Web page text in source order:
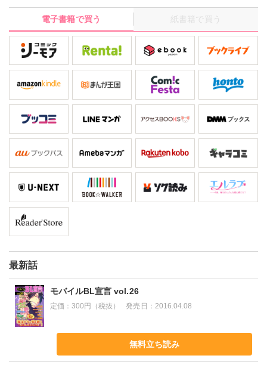
るな先生『麗しき助教授の淫らな受難』、鬼丸すぐる先生『隣の
席の高城くん～ドＭな問題児!?』、池田ソウコ先生『腐男子くん
のススメ！』、定広美香先生『アンダーグラウンドホテル～LAST
DINNER～』。読み切りは市花マツビ先生『ヤクザdeスイーツ男
子-クリームまみれに弄って-』、井上マサト先生『欲情ルージュマ
ジック～女装のアイツに犯されて～』、高山尚先生『快楽美容室
～髪フェチ×指フェチ』。
電子書籍で買う 紙書籍で買う
最新話
モバイルBL宣言 vol.26
定価：300円（税抜） 発売日： 2016.04.08
無料立ち読み